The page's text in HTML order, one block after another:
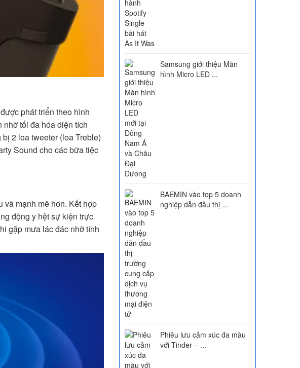
phát triển theo hình
tối đa hóa diện tích
2 loa tweeter (loa Treble)
Sound cho các bữa tiệc
và mạnh mẽ hơn. Kết hợp
động y hệt sự kiện trực
gặp mưa lác đác nhờ tính
Samsung giới thiệu Màn
hình Micro LED ...
BAEMIN vào top 5 doanh
nghiệp dẫn đầu thị ...
Phiêu lưu cảm xúc đa màu
với Tinder – ...